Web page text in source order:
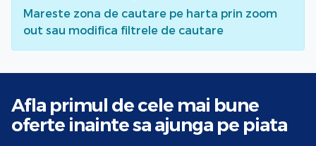
Mareste zona de cautare pe harta prin zoom
out sau modifica filtrele de cautare
Afla primul de cele mai bune
oferte inainte sa ajunga pe piata